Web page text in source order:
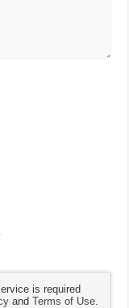
is required
andTerms of Use